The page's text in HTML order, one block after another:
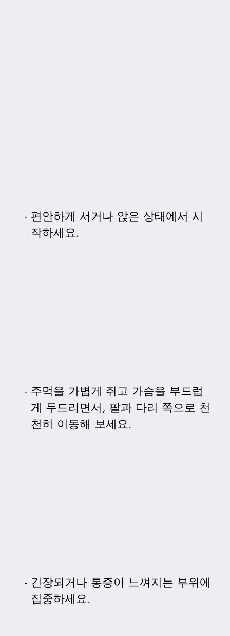
편안하게 서거나 앉은 상태에서 시
작하세요.
주먹을 가볍게 쥐고 가슴을 부드럽
게 두드리면서, 팔과 다리 쪽으로 천
천히 이동해 보세요.
긴장되거나 통증이 느껴지는 부위에
집중하세요.